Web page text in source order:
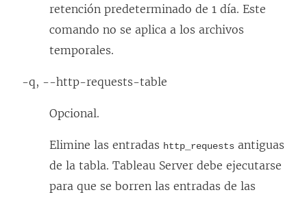
u
n
a
retención predeterminado de 1 día. Este
comando no se aplica a los archivos
temporales.
-q, --http-requests-table
Opcional.
Elimine las entradas http_requests antiguas
de la tabla. Tableau Server debe ejecutarse
para que se borren las entradas de las